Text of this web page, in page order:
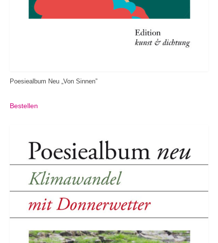
Poesiealbum Neu „Von Sinnen”
Bestellen